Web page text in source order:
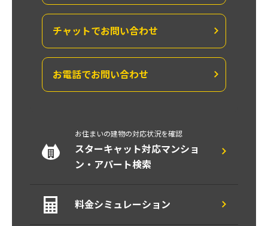
チャットでお問い合わせ
お電話でお問い合わせ
お住まいの建物の対応状況を確認
スターキャット対応マンショ
ン・アパート検索
料金シミュレーション